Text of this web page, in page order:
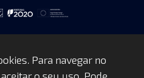
Para navegar no